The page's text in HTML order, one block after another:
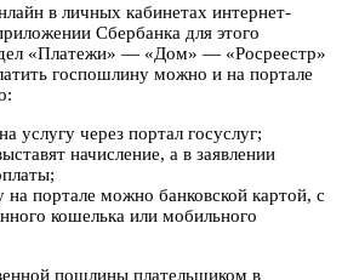
в личных кабинетах интернет-
Сбербанка для этого
«Платежи» — «Дом» — «Росреестр»
госпошлину можно и на портале
услугу через портал госуслуг;
начисление, а в заявлении
портале можно банковской картой, с
кошелька или мобильного
пошлины плательщиком в